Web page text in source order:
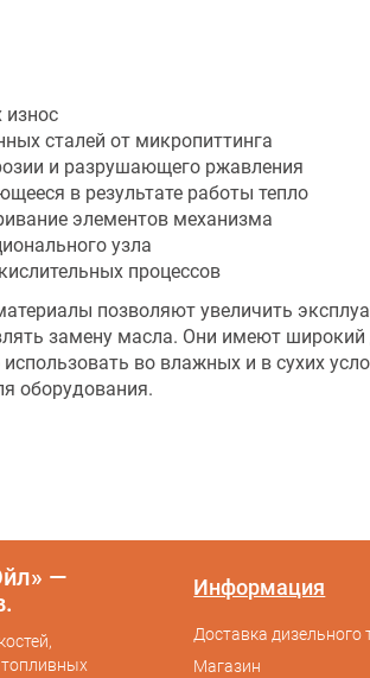
износ
сталей от микропиттинга
и разрушающего ржавления
в результате работы тепло
элементов механизма
узла
процессов
позволяют увеличить
замену масла. Они имеют
во влажных и в сухих
оборудования.
Информация
Доставка дизельного
Магазин
—